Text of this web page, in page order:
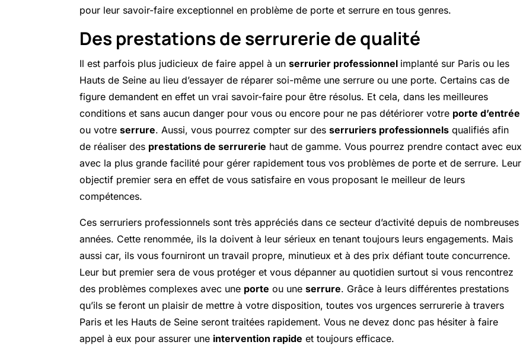
pour leur savoir-faire exceptionnel en problème de porte et serrure en tous genres.
Des prestations de serrurerie de qualité
Il est parfois plus judicieux de faire appel à unserrurier professionnel implanté sur Paris ou les
Hauts de Seine au lieu d’essayer de réparer soi-même une serrure ou une porte. Certains cas de
figure demandent en effet un vrai savoir-faire pour être résolus. Et cela, dans les meilleures
conditions et sans aucun danger pour vous ou encore pour ne pas détériorer votre porte d’entrée
ou votreserrure. Aussi, vous pourrez compter sur desserruriers professionnels qualifiés afin
de réaliser des prestations de serrurerie haut de gamme. Vous pourrez prendre contact avec eux
avec la plus grande facilité pour gérer rapidement tous vos problèmes de porte et de serrure. Leur
objectif premier sera en effet de vous satisfaire en vous proposant le meilleur de leurs
compétences.
Ces serruriers professionnels sont très appréciés dans ce secteur d’activité depuis de nombreuses
années. Cette renommée, ils la doivent à leur sérieux en tenant toujours leurs engagements. Mais
aussi car, ils vous fourniront un travail propre, minutieux et à des prix défiant toute concurrence.
Leur but premier sera de vous protéger et vous dépanner au quotidien surtout si vous rencontrez
des problèmes complexes avec une porte ou uneserrure. Grâce à leurs différentes prestations
qu’ils se feront un plaisir de mettre à votre disposition, toutes vos urgences serrurerie à travers
Paris et les Hauts de Seine seront traitées rapidement. Vous ne devez donc pas hésiter à faire
appel à eux pour assurer une intervention rapide et toujours efficace.